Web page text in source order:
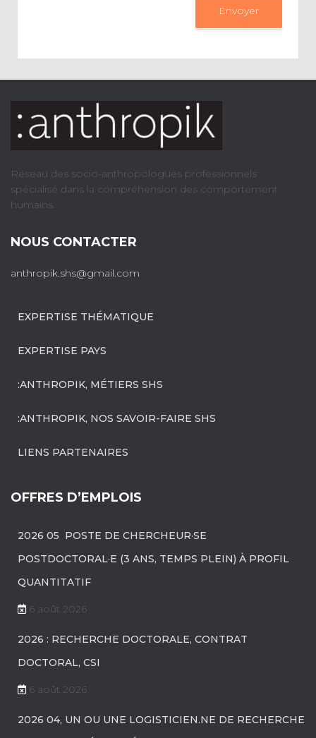
Envoyer
Réseau des socio-anthropologues professionnels
spécialisé dans la compréhension des comportement
humains.
NOUS CONTACTER
anthropik.shs@gmail.com
EXPERTISE THÉMATIQUE
EXPERTISE PAYS
:ANTHROPIK, MÉTIERS SHS
:ANTHROPIK, NOS SAVOIR-FAIRE SHS
LIENS PARTENAIRES
OFFRES D’EMPLOIS
2026 05 POSTE DE CHERCHEUR·SE
POSTDOCTORAL·E (3 ANS, TEMPS PLEIN) À PROFIL
QUANTITATIF
6 août 2026
2026 : RECHERCHE DOCTORALE, CONTRAT
DOCTORAL, CSI
6 août 2026
2026 04, UN OU UNE LOGISTICIEN.NE DE RECHERCHE